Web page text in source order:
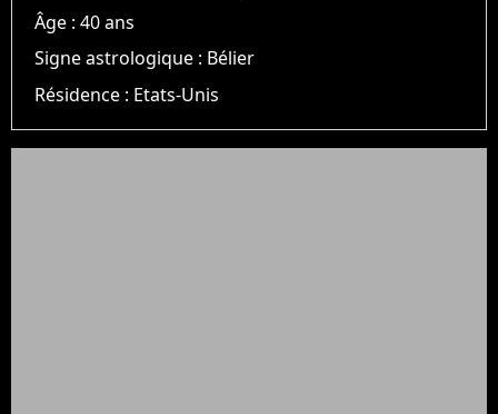
Âge :40 ans
Signe astrologique : Bélier
Résidence : Etats-Unis